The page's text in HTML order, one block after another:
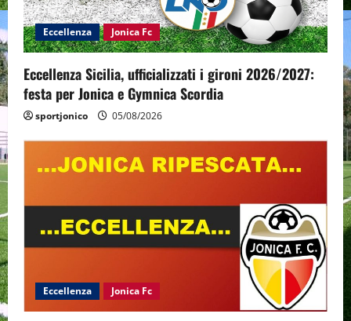
i
o
n
Eccellenza Jonica Fc
Eccellenza Sicilia, ufficializzati i gironi 2026/2027:
festa per Jonica e Gymnica Scordia
sportjonico 05/08/2026
Eccellenza Jonica Fc